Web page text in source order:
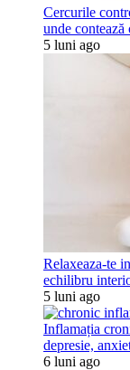
Cercurile
unde contează
5 luni ago
Relaxeaza-te
echilibru
5 luni ago
Inflamația
depresie,
6 luni ago